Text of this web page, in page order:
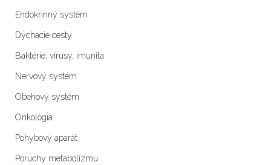
Endokrinný systém
Dýchacie cesty
Baktérie, vírusy, imunita
Nervový systém
Obehový systém
Onkológia
Pohybový aparát
Poruchy metabolizmu